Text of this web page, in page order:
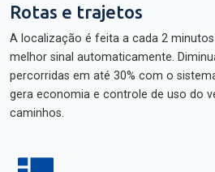
Rotas e trajetos
A localização é feita a cada 2
melhor sinal automaticamente.
percorridas em até 30% com o
gera economia e controle de uso do
caminhos.